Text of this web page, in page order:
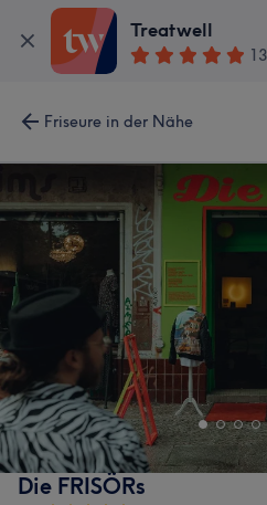
Treatwell
Friseure in der Nähe
Die FRISÖRs